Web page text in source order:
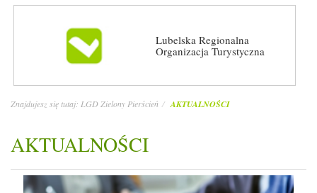
Lubelska Regionalna
Organizacja Turystyczna
Znajdujesz się tutaj: LGD Zielony Pierścień AKTUALNOŚCI
AKTUALNOŚCI